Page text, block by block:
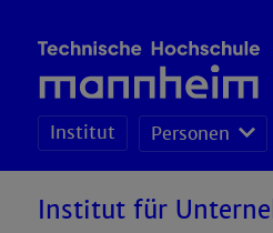
Institut Personen
Institut für